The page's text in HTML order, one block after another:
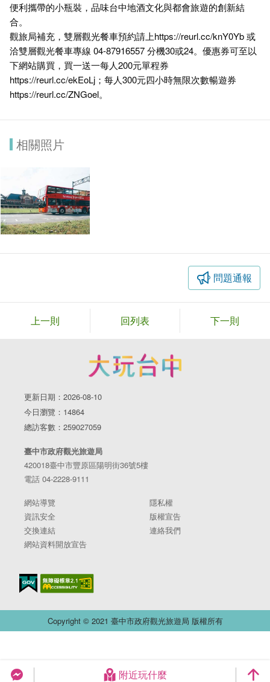
便利攜帶的小瓶裝，品味台中地酒文化與都會旅遊的創新結
合。
觀旅局補充，雙層觀光餐車預約請上https://reurl.cc/knY0Yb 或
洽雙層觀光餐車專線 04-87916557 分機30或24。優惠券可至以
下網站購買，買一送一每人200元單程券
https://reurl.cc/ekEoLj；每人300元四小時無限次數暢遊券
https://reurl.cc/ZNGoel。
相關照片
問題通報
上一則 回列表 下一則
更新日期：2026-08-10
今日瀏覽：14864
總訪客數：259027059
臺中市政府觀光旅遊局
420018臺中市豐原區陽明街36號5樓
電話 04-2228-9111
網站導覽
隱私權
資訊安全
版權宣告
交換連結
連絡我們
網站資料開放宣告
Copyright © 2021 臺中市政府觀光旅遊局 版權所有
附近玩什麼